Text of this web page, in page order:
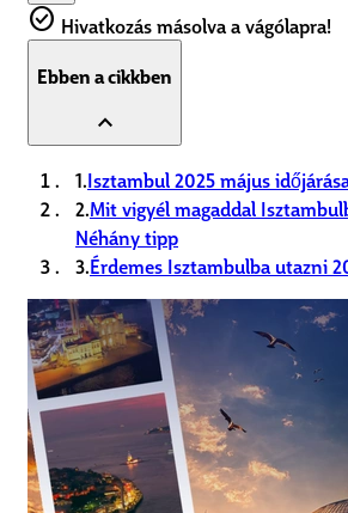
check_circle Hivatkozás másolva a vágólapra!
Ebben a cikkben
expand_less
1.Isztambul 2025 május
2.Mit vigyél magaddal
Néhány tipp
3.Érdemes Isztambulba utazni